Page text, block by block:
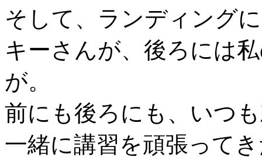
そして、ランディング
キーさんが、後ろには
が。
前にも後ろにも、いつ
一緒に講習を頑張って